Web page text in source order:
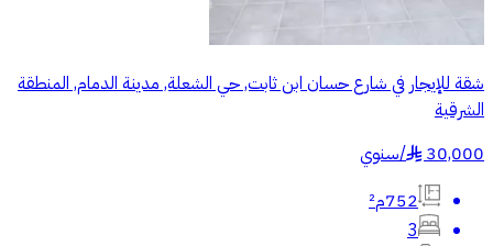
شقة للإيجار في شارع حسان ابن ثابت, حي الشعلة, مدينة الدمام, المنطقة
الشرقية
30,000
§
/سنوي
752م²
3